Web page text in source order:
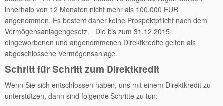
innerhalb von 12 Monaten nicht mehr als 100.000 EUR
angenommen. Es besteht daher keine Prospektpflicht nach dem
Vermögensanlagengesetz. Die bis zum 31.12.2015
eingeworbenen und angenommenen Direktkredite gelten als
abgeschlossene Vermögensanlage.
Schritt für Schritt zum Direktkredit
Wenn Sie sich entschlossen haben, uns mit einem Direktkredit zu
unterstützen, dann sind folgende Schritte zu tun: